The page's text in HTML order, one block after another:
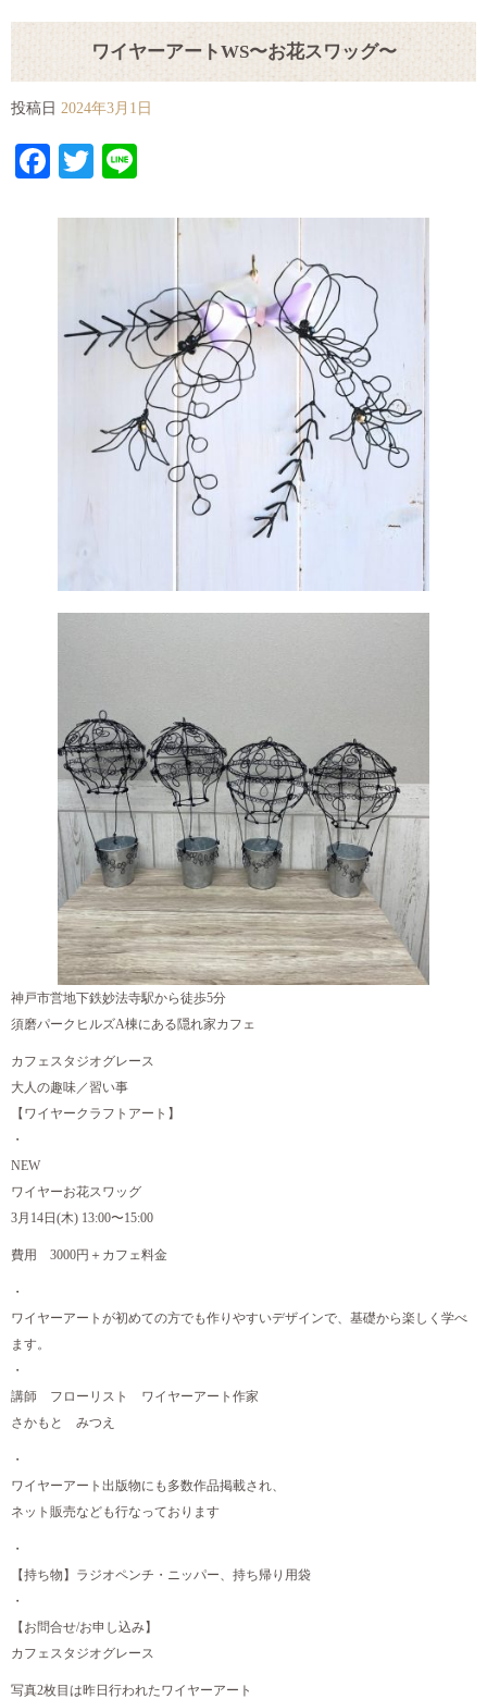
ワイヤーアートWS〜お花スワッグ〜
投稿日 2024年3月1日
Facebook
Twitter
神戸市営地下鉄妙法寺駅から徒歩5分
須磨パークヒルズA棟にある隠れ家カフェ
カフェスタジオグレース
大人の趣味／習い事
【ワイヤークラフトアート】
・
NEW
ワイヤーお花スワッグ
3月14日(木) 13:00〜15:00
費用 3000円＋カフェ料金
・
ワイヤーアートが初めての方でも作りやすいデザインで、基礎から楽しく学べ
ます。
・
講師 フローリスト ワイヤーアート作家
さかもと みつえ
・
ワイヤーアート出版物にも多数作品掲載され、
ネット販売なども行なっております
・
【持ち物】ラジオペンチ・ニッパー、持ち帰り用袋
・
【お問合せ/お申し込み】
カフェスタジオグレース
写真2枚目は昨日行われたワイヤーアート